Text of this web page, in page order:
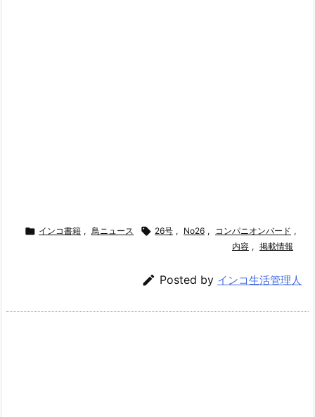
 インコ書籍 , 鳥ニュース  26号 , No26 , コンパニオンバード ,
内容 , 掲載情報
 Posted by インコ生活管理人